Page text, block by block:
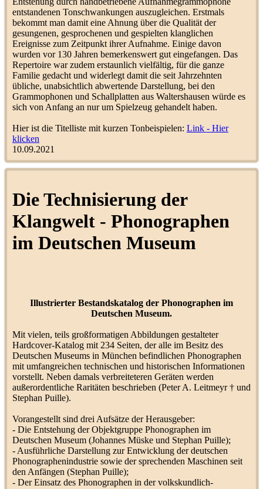
(Neuerscheinungen/Nachträge)
LoopingLoui
Werbegag? Telefunken
Stimmgabel (Was sonst noch
so tönte)
Rundfunkonkel
Deutsche Grammophon,
Label "Künstler-Schallplatte
Grammophon"
(Informationskreis D.
Grammophon)
somberrecords
Paul Erdtmann
(Refrainsänger)
SchellackFreak
und Couplet)
berauscht
doppelseitiger Spezial-Platten,
Nachtrag zum Künstler-
Platten-Katalog 1924
(Plattenkataloge)
somberrecords
Membran reif für die
ralf0815
Teco (Schweden) (Labels S-T)
Walter Stawitz Grammophon
Identifizierung, Hilfe
(Tischgeräte )
grammophon_112
Adler Koffer /
Reisegrammophon
grammophon_112
Schallplatten und
Grammophon-Geschäft Felix
Kayser in Breslau
(Musikhäuser)
Oistrakowitsch
Karl Zander (Vortragskünstler
und Couplet)
Musikmeister
entstandenen Tonschwankungen auszugleichen. Erstmals
bekommt man damit eine Ahnung über die Qualität der
gesungenen, gesprochenen und gespielten klanglichen
Ereignisse zum Zeitpunkt ihrer Aufnahme. Einige davon
wurden vor 130 Jahren bemerkenswert gut eingefangen. Das
Repertoire war zudem erstaunlich vielfältig, für die ganze
Familie gedacht und widerlegt damit die seit Jahrzehnten
übliche, unabsichtlich abwertende Darstellung, bei den
Grammophonen und Schallplatten aus Waltershausen würde es
sich von Anfang an nur um Spielzeug gehandelt haben.
Hier ist die Titelliste mit kurzen Tonbeispielen: Link - Hier
klicken
10.09.2021
Die Technisierung der
Klangwelt - Phonographen
im Deutschen Museum
Illustrierter Bestandskatalog der Phonographen im
Deutschen Museum.
Mit vielen, teils großformatigen Abbildungen gestalteter
Hardcover-Katalog mit 234 Seiten, der alle im Besitz des
Deutschen Museums in München befindlichen Phonographen
mit umfangreichen technischen und historischen Informationen
vorstellt. Neben damals verbreiteteren Geräten werden
außerordentliche Raritäten beschrieben (Peter A. Leitmeyr † und
Stephan Puille).
Vorangestellt sind drei Aufsätze der Herausgeber:
- Die Entstehung der Objektgruppe Phonographen im
Deutschen Museum (Johannes Müske und Stephan Puille);
- Ausführliche Darstellung zur Entwicklung der deutschen
Phonographenindustrie sowie der sprechenden Maschinen seit
den Anfängen (Stephan Puille);
- Der Einsatz des Phonographen in der volkskundlich-